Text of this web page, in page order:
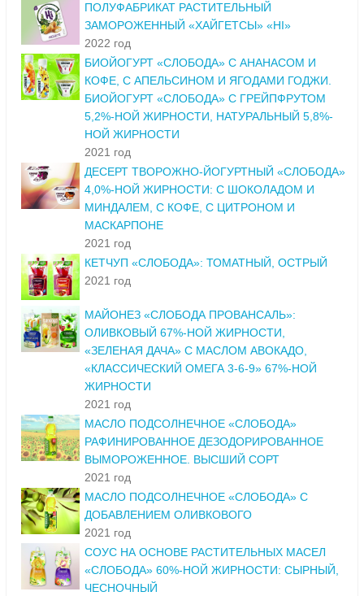
ПОЛУФАБРИКАТ РАСТИТЕЛЬНЫЙ
ЗАМОРОЖЕННЫЙ «ХАЙГЕТСЫ» «HI»
2022 год
БИОЙОГУРТ «СЛОБОДА» С АНАНАСОМ И
КОФЕ, С АПЕЛЬСИНОМ И ЯГОДАМИ ГОДЖИ.
БИОЙОГУРТ «СЛОБОДА» С ГРЕЙПФРУТОМ
5,2%-НОЙ ЖИРНОСТИ, НАТУРАЛЬНЫЙ 5,8%-
НОЙ ЖИРНОСТИ
2021 год
ДЕСЕРТ ТВОРОЖНО-ЙОГУРТНЫЙ «СЛОБОДА»
4,0%-НОЙ ЖИРНОСТИ: С ШОКОЛАДОМ И
МИНДАЛЕМ, С КОФЕ, С ЦИТРОНОМ И
МАСКАРПОНЕ
2021 год
КЕТЧУП «СЛОБОДА»: ТОМАТНЫЙ, ОСТРЫЙ
2021 год
МАЙОНЕЗ «СЛОБОДА ПРОВАНСАЛЬ»:
ОЛИВКОВЫЙ 67%-НОЙ ЖИРНОСТИ,
«ЗЕЛЕНАЯ ДАЧА» С МАСЛОМ АВОКАДО,
«КЛАССИЧЕСКИЙ ОМЕГА 3-6-9» 67%-НОЙ
ЖИРНОСТИ
2021 год
МАСЛО ПОДСОЛНЕЧНОЕ «СЛОБОДА»
РАФИНИРОВАННОЕ ДЕЗОДОРИРОВАННОЕ
ВЫМОРОЖЕННОЕ. ВЫСШИЙ СОРТ
2021 год
МАСЛО ПОДСОЛНЕЧНОЕ «СЛОБОДА» С
ДОБАВЛЕНИЕМ ОЛИВКОВОГО
2021 год
СОУС НА ОСНОВЕ РАСТИТЕЛЬНЫХ МАСЕЛ
«СЛОБОДА» 60%-НОЙ ЖИРНОСТИ: СЫРНЫЙ,
ЧЕСНОЧНЫЙ